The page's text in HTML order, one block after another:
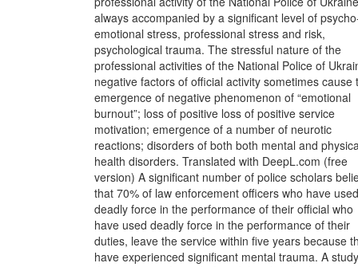
always accompanied by a significant level of
emotional stress, professional stress and risk,
psychological trauma. The stressful nature of the
professional activities of the National Police of
negative factors of official activity sometimes cause
emergence of negative phenomenon of “emotional
burnout”; loss of positive loss of positive service
motivation; emergence of a number of neurotic
reactions; disorders of both both mental and
health disorders. Translated with DeepL.com (free
version) A significant number of police scholars
that 70% of law enforcement officers who have used
deadly force in the performance of their official who
have used deadly force in the performance of their
duties, leave the service within five years because
have experienced significant mental trauma. A